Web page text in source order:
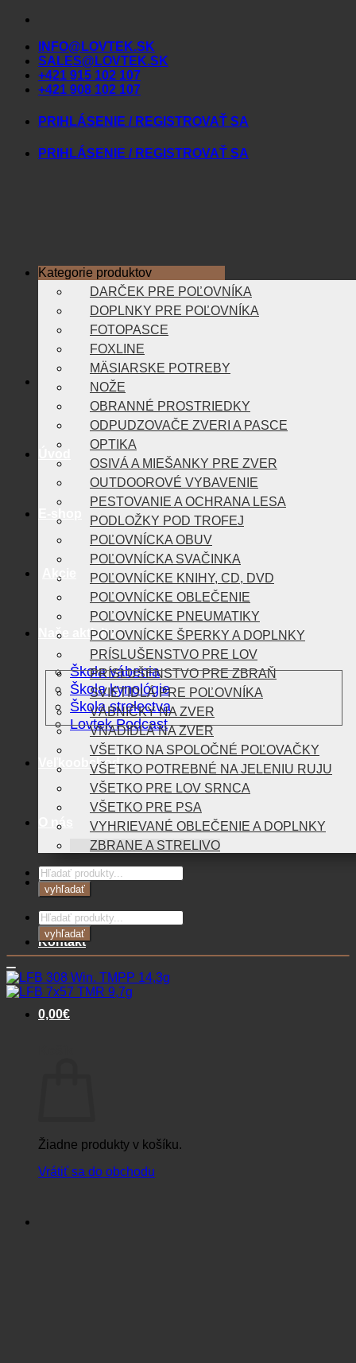
Skip
contentINFO@LOVTEK.SK
SALES@LOVTEK.SK
+421 915 102 107
+421 908 102 107
PRIHLÁSENIE / REGISTROVAŤ SA
PRIHLÁSENIE / REGISTROVAŤ SA
Akcie
Naše aktivity
Škola vábenia
Škola kynológie
Škola strelectva
Lovtek Podcast
Veľkoobchod
O nás
Blog
Kontakt
0,00€
Žiadne produkty v košíku.
Vrátiť sa do obchodu
Kategorie produktov
DARČEK PRE POĽOVNÍKA
DOPLNKY PRE POĽOVNÍKA
FOTOPASCE
FOXLINE
MÄSIARSKE POTREBY
NOŽE
OBRANNÉ PROSTRIEDKY
ODPUDZOVAČE ZVERI A PASCE
OPTIKA
OSIVÁ A MIEŠANKY PRE ZVER
OUTDOOROVÉ VYBAVENIE
PESTOVANIE A OCHRANA LESA
PODLOŽKY POD TROFEJ
POĽOVNÍCKA OBUV
POĽOVNÍCKA SVAČINKA
POĽOVNÍCKE KNIHY, CD, DVD
POĽOVNÍCKE OBLEČENIE
POĽOVNÍCKE PNEUMATIKY
POĽOVNÍCKE ŠPERKY A DOPLNKY
PRÍSLUŠENSTVO PRE LOV
PRÍSLUŠENSTVO PRE ZBRAŇ
SVIETIDLÁ PRE POĽOVNÍKA
VÁBNIČKY NA ZVER
VNADIDLÁ NA ZVER
VŠETKO NA SPOLOČNÉ POĽOVAČKY
VŠETKO POTREBNÉ NA JELENIU RUJU
VŠETKO PRE LOV SRNCA
VŠETKO PRE PSA
VYHRIEVANÉ OBLEČENIE A DOPLNKY
ZBRANE A STRELIVO
Products
search
vyhľadať
Products
search
vyhľadať